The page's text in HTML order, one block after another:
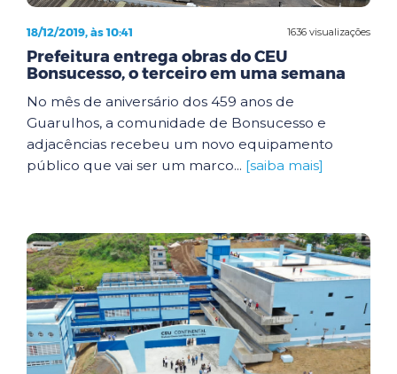
1636 visualizações
18/12/2019, às 10:41
Prefeitura entrega obras do CEU
Bonsucesso, o terceiro em uma semana
No mês de aniversário dos 459 anos de
Guarulhos, a comunidade de Bonsucesso e
adjacências recebeu um novo equipamento
público que vai ser um marco... [saiba mais]